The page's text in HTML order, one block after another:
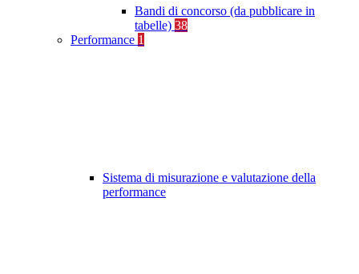
Bandi di concorso (da pubblicare in
tabelle) 38
Performance 1
Sistema di misurazione e valutazione della
performance